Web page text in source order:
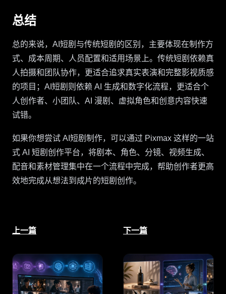
总结
总的来说，AI短剧与传统短剧的区别，主要体现在制作方
式、成本周期、人员配置和适用场景上。传统短剧依赖真
人拍摄和团队协作，更适合追求真实表演和完整影视质感
的项目；AI短剧则依赖 AI 生成和数字化流程，更适合个
人创作者、小团队、AI 漫剧、虚拟角色和创意内容快速
试错。
如果你想尝试 AI短剧制作，可以通过 Pixmax 这样的一站
式 AI 短剧创作平台，将剧本、角色、分镜、视频生成、
配音和素材管理集中在一个流程中完成，帮助创作者更高
效地完成从想法到成片的短剧创作。
上一篇 下一篇